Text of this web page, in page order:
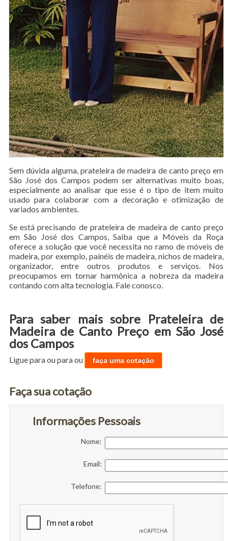
Sem dúvida alguma, prateleira de madeira de canto preço em
São José dos Campos podem ser alternativas muito boas,
especialmente ao analisar que esse é o tipo de item muito
usado para colaborar com a decoração e otimização de
variados ambientes.
Se está precisando de prateleira de madeira de canto preço
em São José dos Campos, Saiba que a Móveis da Roça
oferece a solução que você necessita no ramo de móveis de
madeira, por exemplo, painéis de madeira, nichos de madeira,
organizador, entre outros produtos e serviços. Nos
preocupamos em tornar harmônica a nobreza da madeira
contando com alta tecnologia. Fale conosco.
Para saber mais sobre Prateleira de
Madeira de Canto Preço em São José
dos Campos
Ligue paraou paraou faça uma cotação
Faça sua cotação
Informações Pessoais
Nome:
Email:
Telefone: